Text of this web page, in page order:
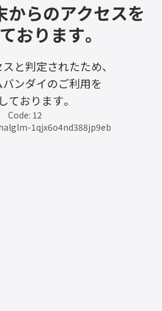
からのアクセスを
おります。
と判定されたため、
ンダイのご利用を
ております。
Code: 12
1qjx6o4nd388jp9eb